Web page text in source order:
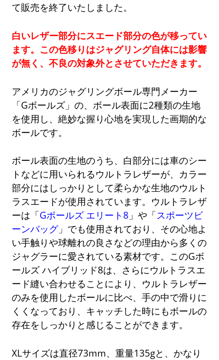
て販売を終了いたしました。
白いレザー部分にスエード部分の色が移ってい
ます。この色移りはジャグリング自体には影響
が無く、不良の対象外とさせていただきます。
アメリカのジャグリングボール専門メーカー
「Gボールズ」の、ボール表面に2種類の生地
を使用し、絶妙な握り心地を実現した画期的な
ボールです。
ボール表面の生地のうち、白部分には車のシー
トなどに用いられるウルトラレザーが、カラー
部分にはしっかりとして柔らかな生地のウルト
ラスエードが使用されています。ウルトラレザ
ーは「Gボールズ エリート8 」や「スポーツビ
ーンバッグ」でも使用されており、その心地よ
い手触りや球離れの良さなどの理由から多くの
ジャグラーに愛されている素材です。このGボ
ールズ ハイブリッド8は、さらにウルトラスエ
ード縫い合わせることにより、ウルトラレザー
のみを使用したボールに比べ、手の中で滑りに
くくなっており、キャッチした時にもボールの
存在をしっかりと感じることができます。
XLサイズは直径73mm、重量135gと、かなり